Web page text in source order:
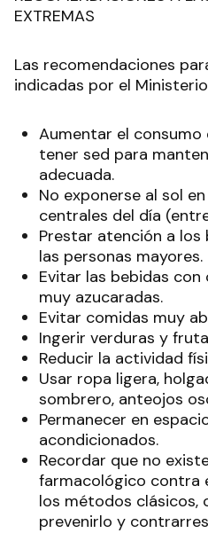
EXTREMAS
Las recomendaciones
indicadas por el
Aumentar el consumo
tener sed para
adecuada.
No exponerse al sol
centrales del día
Prestar atención a los
las personas mayores.
Evitar las bebidas con
muy azucaradas.
Evitar comidas muy
Ingerir verduras y
Reducir la actividad
Usar ropa ligera,
sombrero, anteojos
Permanecer en
acondicionados.
Recordar que no
farmacológico contra
los métodos clásicos,
prevenirlo y